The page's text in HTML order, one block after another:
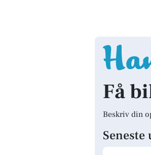
Få
Beskriv din